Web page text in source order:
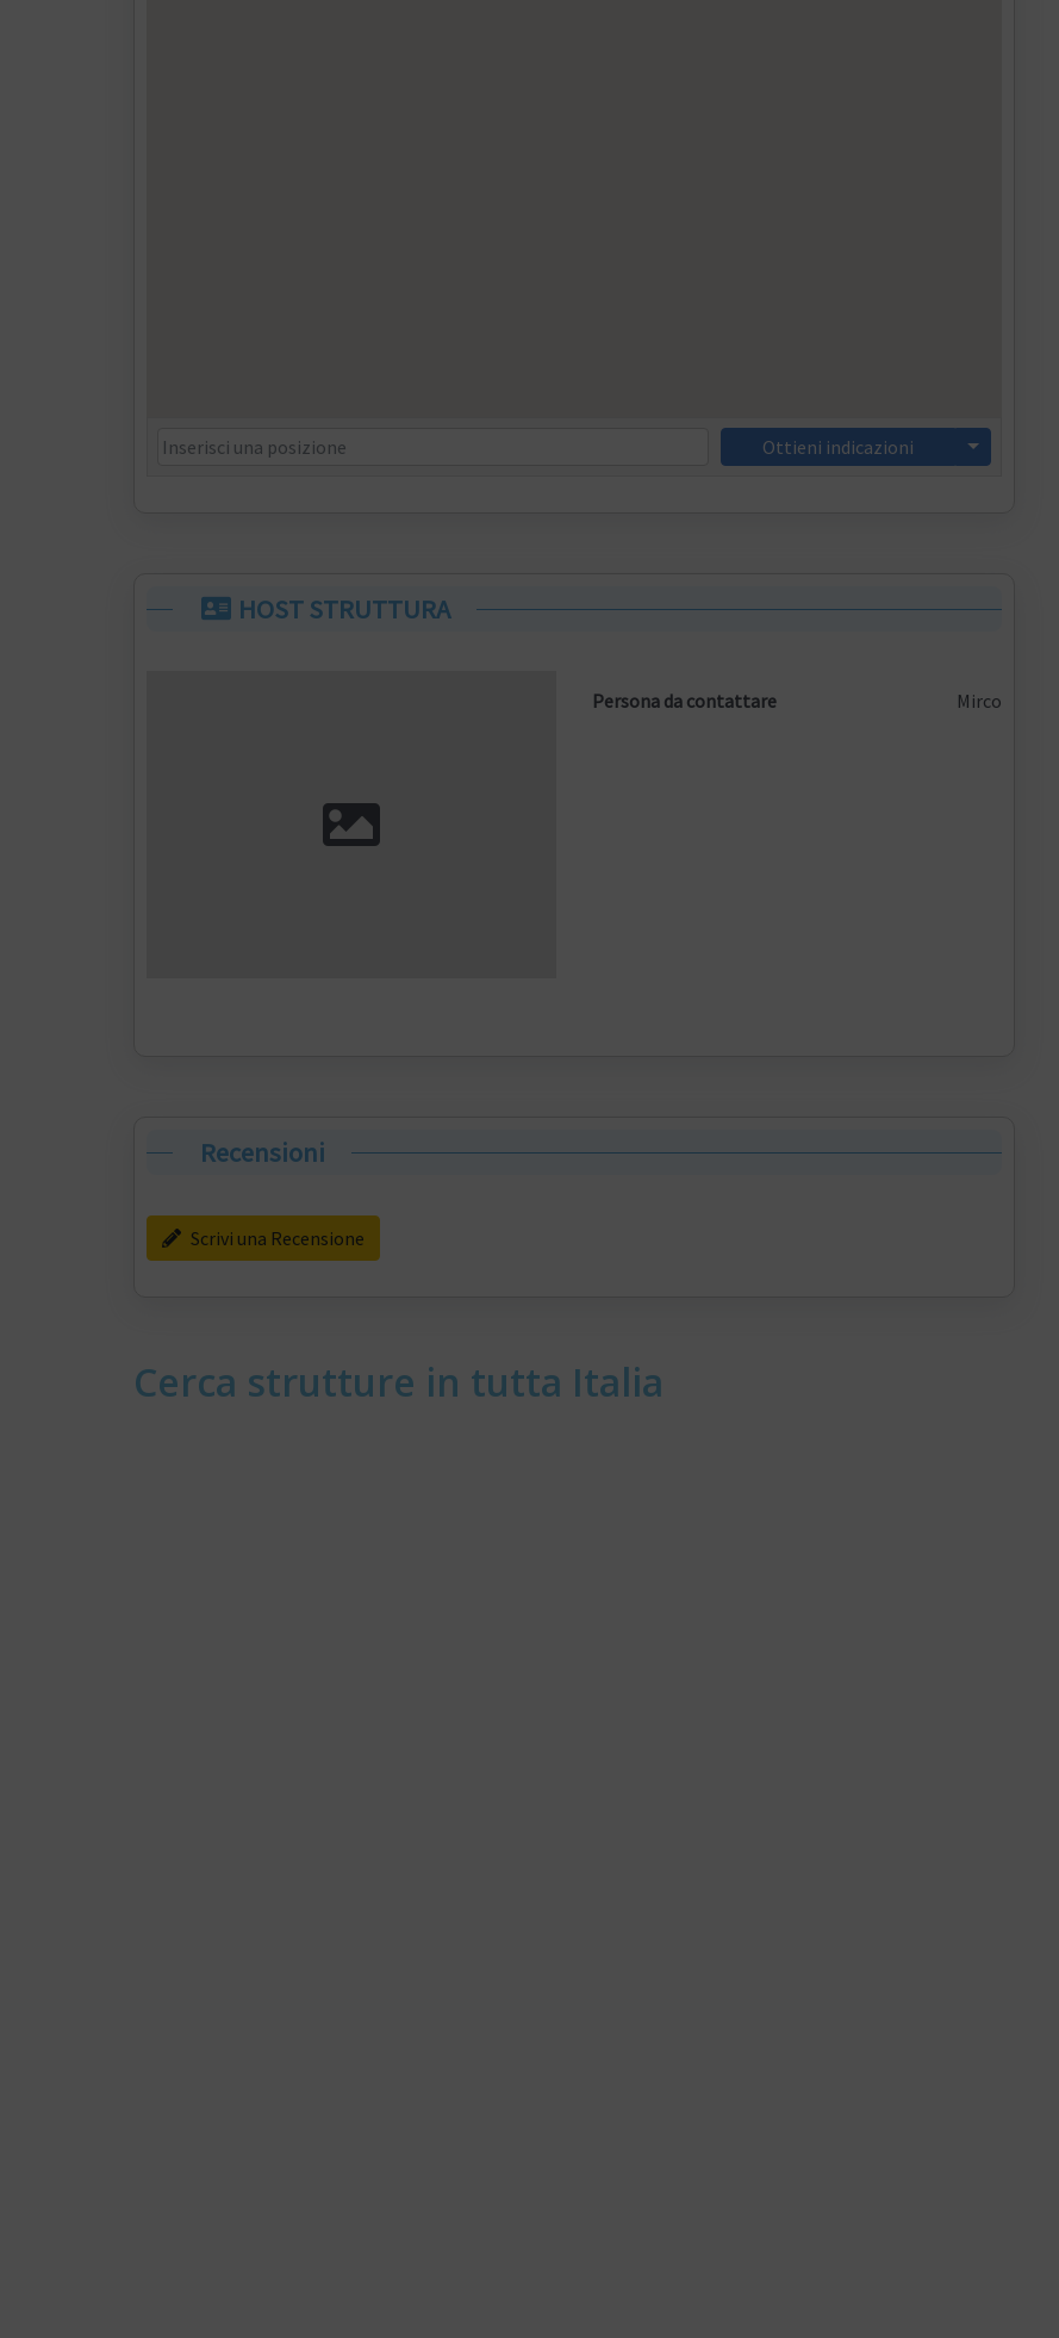
Ottieni indicazioni
HOST STRUTTURA
Persona da contattare Mirco
Recensioni
Scrivi una Recensione
Cerca strutture in tutta Italia